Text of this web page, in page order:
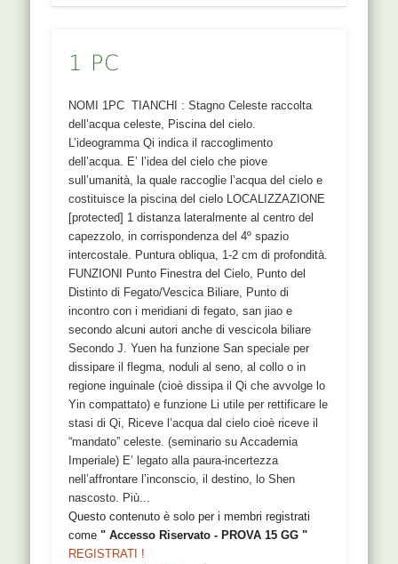
1 PC
NOMI 1PC TIANCHI : Stagno Celeste raccolta
dell’acqua celeste, Piscina del cielo.
L’ideogramma Qi indica il raccoglimento
dell’acqua. E’ l’idea del cielo che piove
sull’umanità, la quale raccoglie l’acqua del cielo e
costituisce la piscina del cielo LOCALIZZAZIONE
[protected] 1 distanza lateralmente al centro del
capezzolo, in corrispondenza del 4º spazio
intercostale. Puntura obliqua, 1-2 cm di profondità.
FUNZIONI Punto Finestra del Cielo, Punto del
Distinto di Fegato/Vescica Biliare, Punto di
incontro con i meridiani di fegato, san jiao e
secondo alcuni autori anche di vescicola biliare
Secondo J. Yuen ha funzione San speciale per
dissipare il flegma, noduli al seno, al collo o in
regione inguinale (cioè dissipa il Qi che avvolge lo
Yin compattato) e funzione Li utile per rettificare le
stasi di Qi, Riceve l’acqua dal cielo cioè riceve il
“mandato” celeste. (seminario su Accademia
Imperiale) E’ legato alla paura-incertezza
nell’affrontare l’inconscio, il destino, lo Shen
nascosto. Più...
Questo contenuto è solo per i membri registrati
come" Accesso Riservato - PROVA 15 GG "
REGISTRATI !